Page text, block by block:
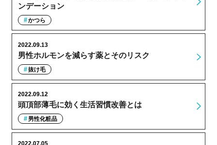
ンデーション
かつら
男性ホルモンを減らす薬とそのリスク
2022.09.13
抜け毛
頭頂部薄毛に効く生活習慣改善とは
2022.09.12
男性化粧品